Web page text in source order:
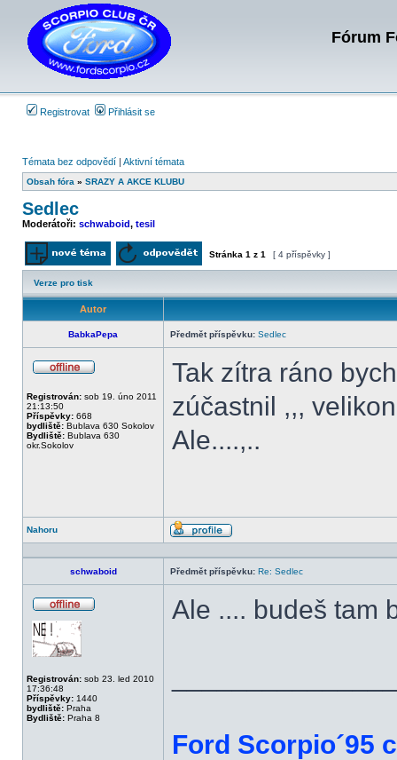
Fórum
Registrovat Přihlásit se
Témata bez odpovědí | Aktivní témata
Obsah fóra » SRAZY A AKCE KLUBU
Sedlec
Moderátoři: schwaboid, tesil
Odeslat nové téma Odpovědět na téma
Stránka 1 z 1 [ 4 příspěvky ]
Verze pro tisk
Autor
BabkaPepa Předmět příspěvku: Sedlec
Registrován: sob 19. úno 2011
21:13:50
Příspěvky: 668
bydliště: Bublava 630 Sokolov
Bydliště: Bublava 630
okr.Sokolov
Tak zítra ráno
zúčastnil ,,,
Ale....,..
Nahoru
Profil
schwaboid Předmět příspěvku: Re: Sedlec
Registrován: sob 23. led 2010
17:36:48
Příspěvky: 1440
bydliště: Praha
Bydliště: Praha 8
Ale .... budeš tam
Ford Scorpio´95